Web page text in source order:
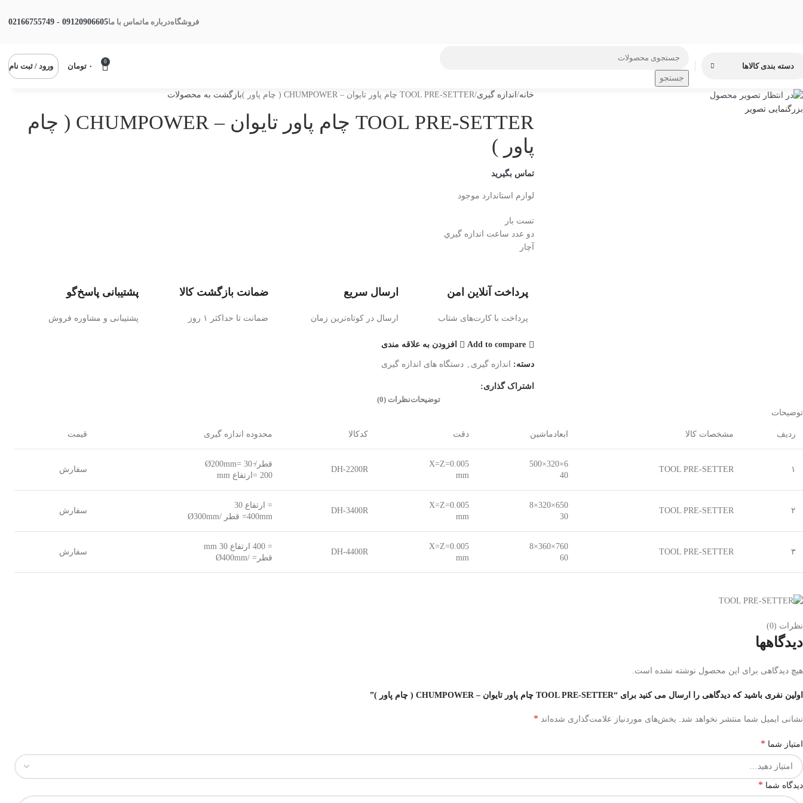
فروشگاهدرباره ماتماس با ما09120906605 - 02166755749
دسته بندی کالاها
جستجو
0
۰ تومان ورود / ثبت نام
بزرگنمایی تصویر
خانه اندازه گیری TOOL PRE-SETTER چام پاور تایوان – CHUMPOWER ( چام پاور ) بازگشت به محصولات
TOOL PRE-SETTER چام پاور تایوان – CHUMPOWER ( چام
پاور )
تماس بگیرید
لوازم استاندارد موجود
تست بار
دو عدد ساعت اندازه گيري
آچار
پرداخت آنلاین امن
پرداخت با کارت‌های شتاب
ارسال سریع
ارسال در کوتاه‌ترین زمان
ضمانت بازگشت کالا
ضمانت تا حداکثر ۱ روز
پشتیبانی پاسخ‌گو
پشتیبانی و مشاوره فروش
Add to compare افزودن به علاقه مندی
دسته: اندازه گیری , دستگاه های اندازه گیری
اشتراک گذاری:
توضیحاتنظرات (0)
توضیحات
ردیف مشخصات کالا ابعادماشين دقت کدکالا محدوده اندازه گيری قيمت
۱ TOOL PRE-SETTER
6×320×500
40
X=Z=0.005
mm
DH-2200R
قطر/̴ 30 =Ø200mm
200 =ارتفاع mm
سفارش
۲ TOOL PRE-SETTER
650×320×8
30
X=Z=0.005
mm
DH-3400R
= ارتفاع 30
400mm= قطر /Ø300mm
سفارش
۳ TOOL PRE-SETTER
760×360×8
60
X=Z=0.005
mm
DH-4400R
= 400 ارتفاع 30 mm
قطر= /Ø400mm
سفارش
نظرات (0)
دیدگاهها
هیچ دیدگاهی برای این محصول نوشته نشده است.
اولین نفری باشید که دیدگاهی را ارسال می کنید برای “TOOL PRE-SETTER چام پاور تایوان – CHUMPOWER ( چام پاور )”
نشانی ایمیل شما منتشر نخواهد شد. بخش‌های موردنیاز علامت‌گذاری شده‌اند *
امتیاز شما *
دیدگاه شما *